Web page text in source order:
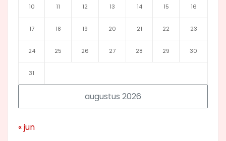
augustus 2026
10 11 12 13 14 15 16
17 18 19 20 21 22 23
24 25 26 27 28 29 30
31
« jun